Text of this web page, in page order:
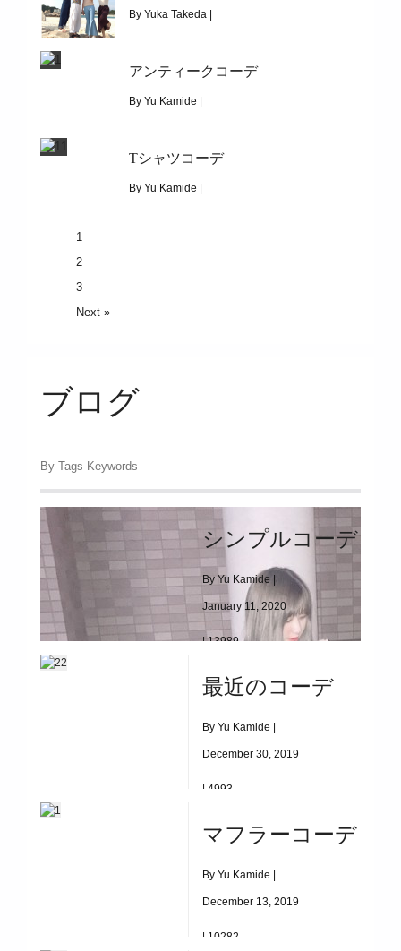
エスニックスカートBy Yuka Takeda |
| 17712
アンティークコーデ
By Yu Kamide |
|10834
アンティークコーデ
Tシャツコーデ
By Yu Kamide |
1
2
3
Next »
ブログ
By Tags Keywords
シンプルコーデ
By Yu Kamide |
January 11, 2020
|13989
シンプルコーデ
最近のコーデ
By Yu Kamide |
December 30, 2019
| 4993
最近のコーデ
マフラーコーデ
By Yu Kamide |
December 13, 2019
| 10282